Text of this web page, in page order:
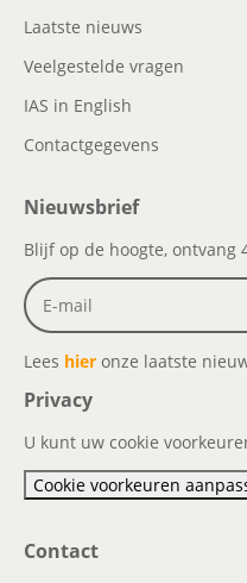
Laatste nieuws
Veelgestelde vragen
IAS in English
Contactgegevens
Nieuwsbrief
Blijf op de hoogte, ontvang
Lees hier onze laatste
Privacy
U kunt uw cookie
Cookie voorkeuren
Contact